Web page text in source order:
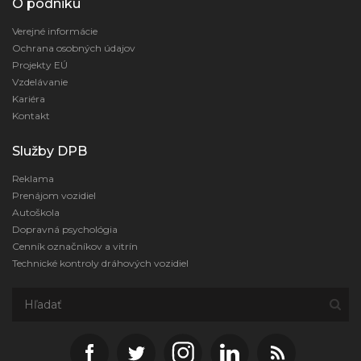
O podniku
Verejné informácie
Ochrana osobných údajov
Projekty EÚ
Vzdelávanie
Kariéra
Kontakt
Služby DPB
Reklama
Prenájom vozidiel
Autoškola
Dopravná psychológia
Cenník označníkov a vitrín
Technické kontroly dráhových vozidiel